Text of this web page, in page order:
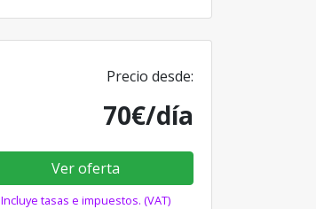
Precio desde:
70€/día
Ver oferta
Incluye tasas e impuestos. (VAT)